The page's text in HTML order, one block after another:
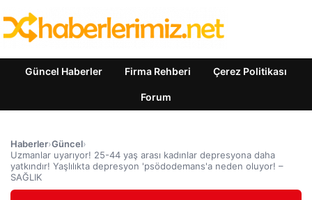
Güncel Haberler Firma Rehberi Çerez Politikası
Forum
Haberler›Güncel›
Uzmanlar uyarıyor! 25-44 yaş arası kadınlar depresyona daha
yatkındır! Yaşlılıkta depresyon 'psödodemans'a neden oluyor! –
SAĞLIK